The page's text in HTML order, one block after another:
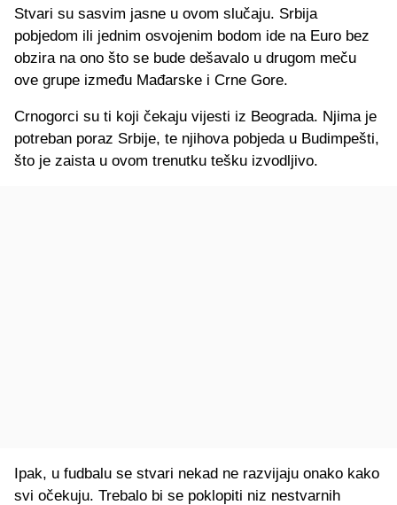
Stvari su sasvim jasne u ovom slučaju. Srbija
pobjedom ili jednim osvojenim bodom ide na Euro bez
obzira na ono što se bude dešavalo u drugom meču
ove grupe između Mađarske i Crne Gore.
Crnogorci su ti koji čekaju vijesti iz Beograda. Njima je
potreban poraz Srbije, te njihova pobjeda u Budimpešti,
što je zaista u ovom trenutku tešku izvodljivo.
Ipak, u fudbalu se stvari nekad ne razvijaju onako kako
svi očekuju. Trebalo bi se poklopiti niz nestvarnih